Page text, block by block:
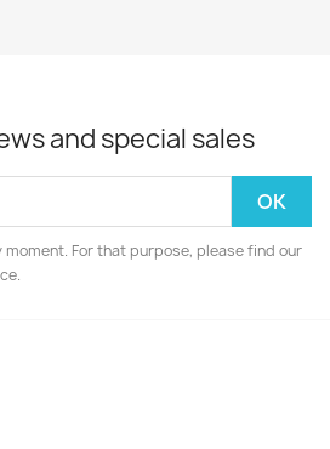
and special sales
moment. For that purpose, please find our